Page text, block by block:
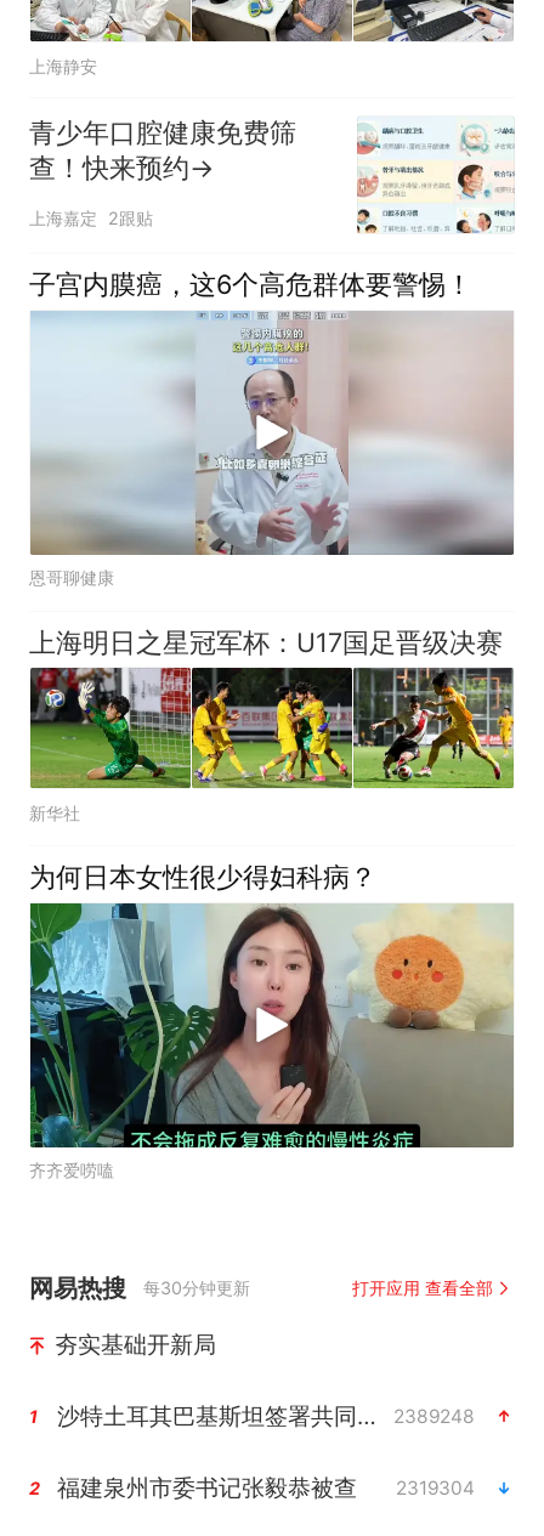
上海静安
青少年口腔健康免费筛
查！快来预约→
上海嘉定 2跟贴
子宫内膜癌，这6个高危群体要警惕！
恩哥聊健康
上海明日之星冠军杯：U17国足晋级决赛
新华社
为何日本女性很少得妇科病？
齐齐爱唠嗑
网易热搜 每30分钟更新 打开应用 查看全部
夯实基础开新局
1 沙特土耳其巴基斯坦签署共同防务协议 2389248
2 福建泉州市委书记张毅恭被查 2319304